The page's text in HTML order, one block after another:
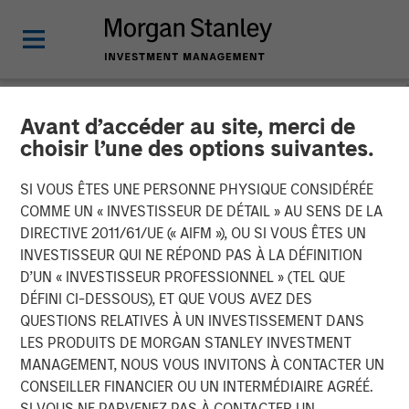
Avant d’accéder au site, merci de
choisir l’une des options suivantes.
SI VOUS ÊTES UNE PERSONNE PHYSIQUE CONSIDÉRÉE
COMME UN « INVESTISSEUR DE DÉTAIL » AU SENS DE LA
DIRECTIVE 2011/61/UE (« AIFM »), OU SI VOUS ÊTES UN
INVESTISSEUR QUI NE RÉPOND PAS À LA DÉFINITION
D’UN « INVESTISSEUR PROFESSIONNEL » (TEL QUE
DÉFINI CI-DESSOUS), ET QUE VOUS AVEZ DES
QUESTIONS RELATIVES À UN INVESTISSEMENT DANS
LES PRODUITS DE MORGAN STANLEY INVESTMENT
MANAGEMENT, NOUS VOUS INVITONS À CONTACTER UN
CONSEILLER FINANCIER OU UN INTERMÉDIAIRE AGRÉÉ.
NEWSROOM
Tianhe Chemicals Group
Announces Strategic
Partnership with Morgan
Stanley Private Equity Asia
21 MARS 2012